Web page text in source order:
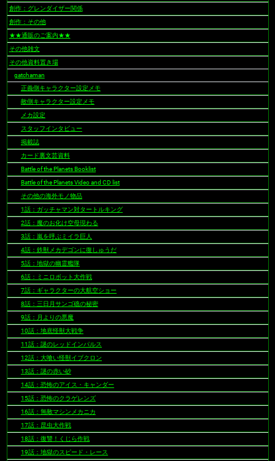
ー
シ
ョ
ン
創作：グレンダイザー関係
創作：その他
★★通販のご案内★★
その他雑文
その他資料置き場
gatchaman
正義側キャラクター設定メモ
敵側キャラクター設定メモ
メカ設定
スタッフインタビュー
掲載誌
カード裏文芸資料
Battle of the Planets Booklist
Battle of the Planets Video and CD list
その他の海外モノ物品
1話：ガッチャマン対タートルキング
2話：魔のお化け空母現わる
3話：嵐を呼ぶミイラ巨人
4話：鉄獣メカデゴンに復しゅうだ
5話：地獄の幽霊艦隊
6話：ミニロボット大作戦
7話：ギャラクターの大航空ショー
8話：三日月サンゴ礁の秘密
9話：月よりの悪魔
10話：地底怪獣大戦争
11話：謎のレッドインパルス
12話：大喰い怪獣イブクロン
13話：謎の赤い砂
14話：恐怖のアイス・キャンダー
15話：恐怖のクラゲレンズ
16話：無敵マシンメカニカ
17話：昆虫大作戦
18話：復讐！くじら作戦
19話：地獄のスピード・レース